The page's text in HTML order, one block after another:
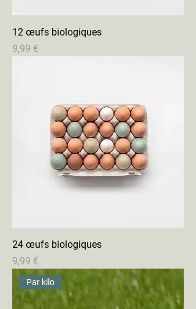
12 œufs biologiques
Prix
9,99 €
24 œufs biologiques
Prix
9,99 €
Par kilo